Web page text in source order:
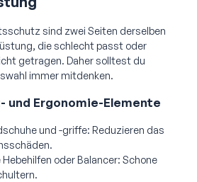
sind zwei Seiten derselben
die schlecht passt oder
getragen. Daher solltest du
immer mitdenken.
und Ergonomie-Elemente
und -griffe: Reduzieren das
oder Balancer: Schone